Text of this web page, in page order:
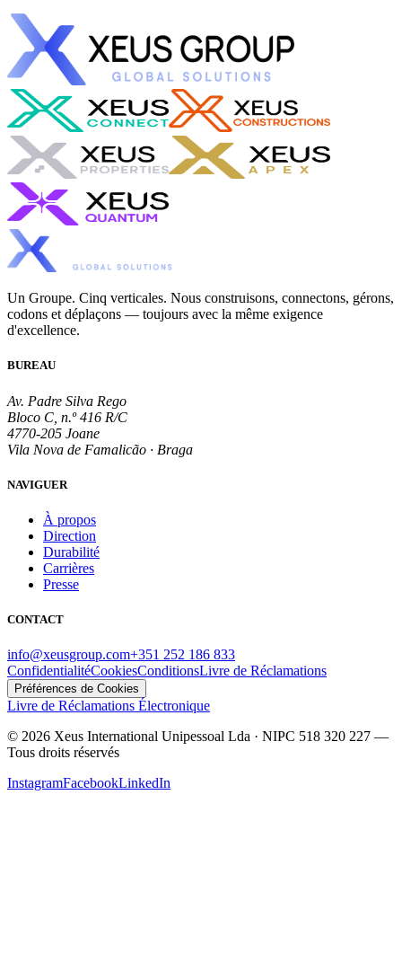
Un Groupe. Cinq verticales. Nous construisons, connectons, gérons,
codons et déplaçons — toujours avec la même exigence
d'excellence.
BUREAU
Av. Padre Silva Rego
Bloco C, n.º 416 R/C
4770-205 Joane
Vila Nova de Famalicão · Braga
NAVIGUER
À propos
Direction
Durabilité
Carrières
Presse
CONTACT
info@xeusgroup.com+351 252 186 833
ConfidentialitéCookiesConditionsLivre de Réclamations
Préférences de Cookies
Livre de Réclamations Électronique
© 2026 Xeus International Unipessoal Lda · NIPC 518 320 227 —
Tous droits réservés
InstagramFacebookLinkedIn